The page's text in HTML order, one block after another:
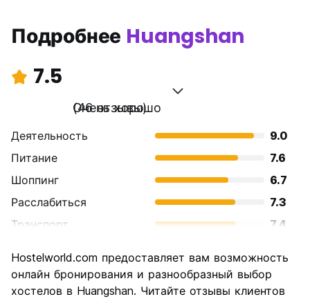
Подробнее Huangshan
7.5
Очень хорошо
(46 отзывы)
Деятельность
9.0
Питание
7.6
Шоппинг
6.7
Расслабиться
7.3
Транспорт
7.4
достопримечательностей
8.7
Культура
7.8
Hostelworld.com предоставляет вам возможность
онлайн бронирования и разнообразный выбор
хостелов в Huangshan. Читайте отзывы клиентов